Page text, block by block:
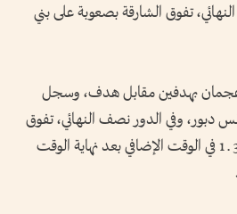
تفوق الشارقة بصعوبة على بني
بهدفين مقابل هدف، وسجل
دبور، وفي الدور نصف النهائي، تفوق
الشارقة أمام الجزيرة بنتيجة 3 ـ 1 في الوقت الإضافي بعد نهاية الوقت